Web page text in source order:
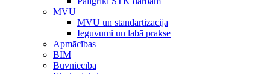
MVU
MVU un standartizācija
Ieguvumi un labā prakse
Apmācības
BIM
Būvniecība